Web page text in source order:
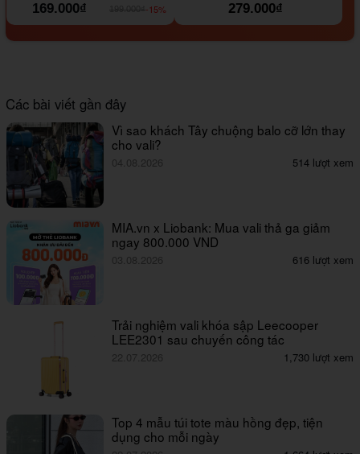
169.000₫
-15%
279.000₫
Các bài viết gần đây
Vì sao khách Tây chuộng balo cỡ lớn thay
cho vali?
04.08.2026 514 lượt xem
MIA.vn x Liobank: Mua vali thả ga giảm
ngay 800.000 VND
03.08.2026 616 lượt xem
Trải nghiệm vali khóa sập Leecooper
LEE2301 sau chuyến công tác
22.07.2026 1,730 lượt xem
Top 4 mẫu túi tote màu hồng đẹp, tiện
dụng cho mỗi ngày